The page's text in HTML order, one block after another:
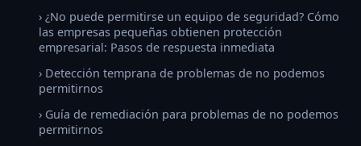
› ¿No puede permitirse un equipo de seguridad? Cómo
las empresas pequeñas obtienen protección
empresarial: Pasos de respuesta inmediata
› Detección temprana de problemas de no podemos
permitirnos
› Guía de remediación para problemas de no podemos
permitirnos